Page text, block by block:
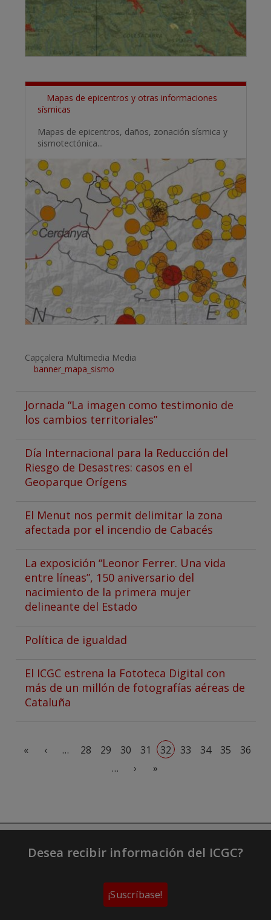
Mapas de epicentros y otras informaciones
sísmicas
Mapas de epicentros, daños, zonación sísmica y
sismotectónica...
Capçalera Multimedia Media
banner_mapa_sismo
Jornada “La imagen como testimonio de
los cambios territoriales”
Día Internacional para la Reducción del
Riesgo de Desastres: casos en el
Geoparque Orígens
El Menut nos permit delimitar la zona
afectada por el incendio de Cabacés
La exposición “Leonor Ferrer. Una vida
entre líneas”, 150 aniversario del
nacimiento de la primera mujer
delineante del Estado
Política de igualdad
El ICGC estrena la Fototeca Digital con
más de un millón de fotografías aéreas de
Cataluña
« ‹ … 28 29 30 31 32 33 34 35
36
…
›
Siguiente página
»
Última página
Desea recibir información del ICGC?
¡Suscríbase!